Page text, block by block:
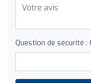
Question de sécurité :